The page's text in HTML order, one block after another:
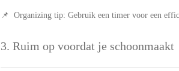
📌 Organizing tip: Gebruik een timer voor een
3. Ruim op voordat je schoonmaakt